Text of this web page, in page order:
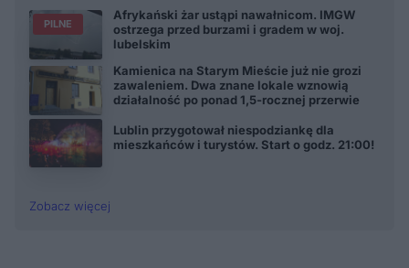
PILNE
Afrykański żar ustąpi nawałnicom. IMGW
ostrzega przed burzami i gradem w woj.
lubelskim
Kamienica na Starym Mieście już nie grozi
zawaleniem. Dwa znane lokale wznowią
działalność po ponad 1,5-rocznej przerwie
Lublin przygotował niespodziankę dla
mieszkańców i turystów. Start o godz. 21:00!
Zobacz więcej